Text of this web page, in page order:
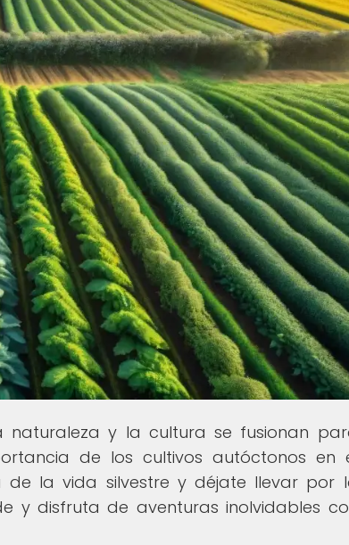
naturaleza y la cultura se fusionan
de los cultivos autóctonos en
de la vida silvestre y déjate llevar por
y disfruta de aventuras inolvidables